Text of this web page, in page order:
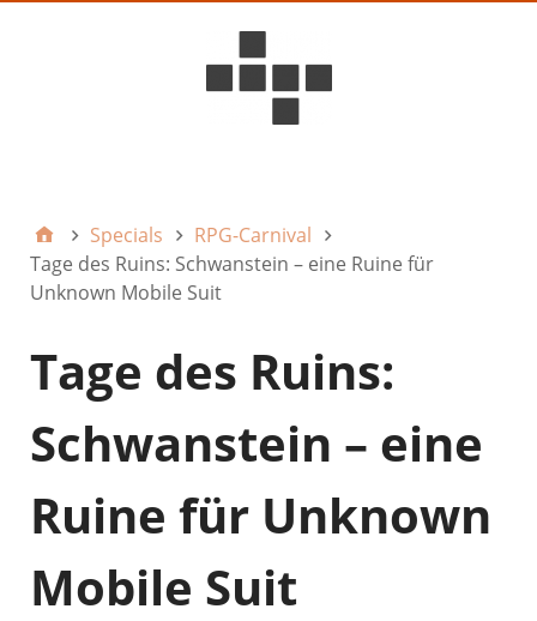
Specials
RPG-Carnival
Tage des Ruins: Schwanstein – eine Ruine für
Unknown Mobile Suit
Tage des Ruins:
Schwanstein – eine
Ruine für Unknown
Mobile Suit